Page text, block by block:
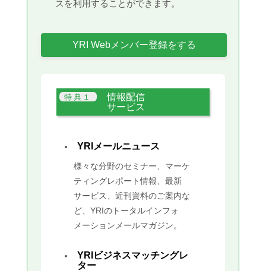
スを利用することができます。
YRI Webメンバー登録をする
情報配信
サービス
YRIメールニュース
様々な分野のセミナー、マーケ
ティングレポート情報、最新
サービス、近刊資料のご案内な
ど、YRIのトータルインフォ
メーションメールマガジン。
YRIビジネスマッチングレ
ター